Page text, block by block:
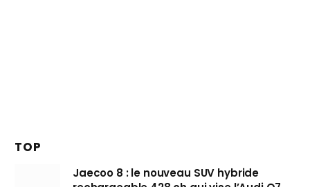
TOP
Jaecoo 8 : le nouveau SUV hybride